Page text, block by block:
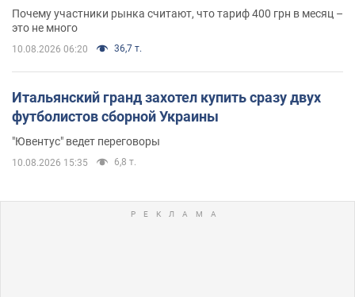
Почему участники рынка считают, что тариф 400 грн в месяц –
это не много
10.08.2026 06:20 36,7 т.
Итальянский гранд захотел купить сразу двух
футболистов сборной Украины
"Ювентус" ведет переговоры
10.08.2026 15:35 6,8 т.